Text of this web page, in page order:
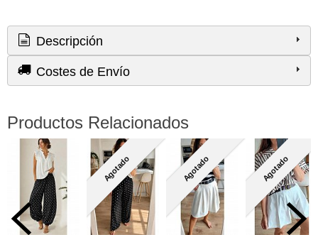
Descripción
Costes de Envío
Productos Relacionados
Agotado Agotado Agotado